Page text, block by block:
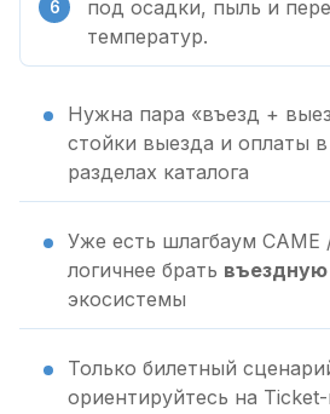
под осадки, пыль и
температур.
Нужна пара «въезд +
стойки выезда и оплаты
разделах каталога
Уже есть шлагбаум CAME
логичнее брать въездную
экосистемы
Только билетный
ориентируйтесь на